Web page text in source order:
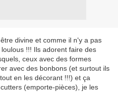
divine et comme il n'y a pas
!!! Ils adorent faire des
ceux avec des formes
avec des bonbons (et surtout ils
en les décorant !!!) et ça
(emporte-pièces), je les